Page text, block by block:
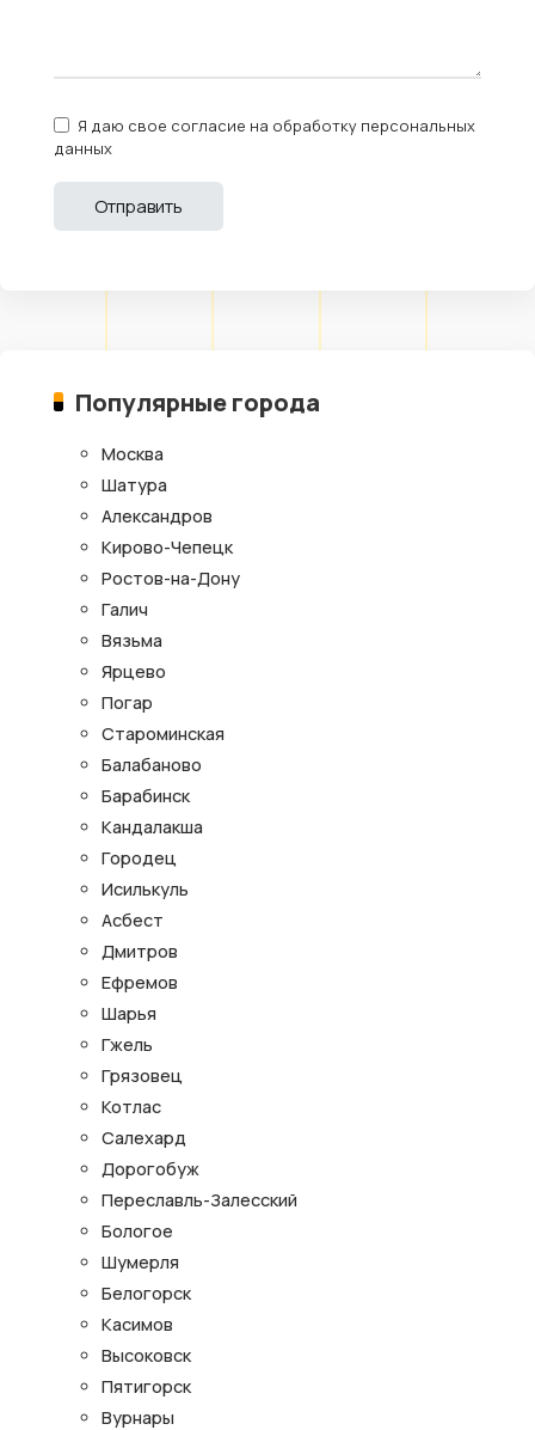
Я даю свое согласие на обработку персональных
данных
Популярные города
Москва
Шатура
Александров
Кирово-Чепецк
Ростов-на-Дону
Галич
Вязьма
Ярцево
Погар
Староминская
Балабаново
Барабинск
Кандалакша
Городец
Исилькуль
Асбест
Дмитров
Ефремов
Шарья
Гжель
Грязовец
Котлас
Салехард
Дорогобуж
Переславль-Залесский
Бологое
Шумерля
Белогорск
Касимов
Высоковск
Пятигорск
Вурнары